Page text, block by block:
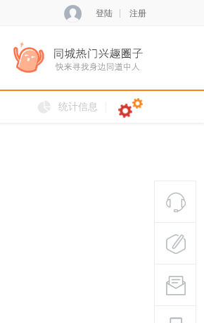
登陆 注册
统计信息